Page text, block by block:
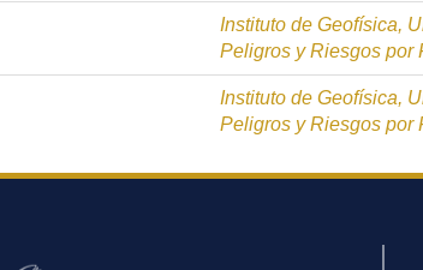
Instituto de Geofísica,
Peligros y Riesgos por
Instituto de Geofísica,
Peligros y Riesgos por